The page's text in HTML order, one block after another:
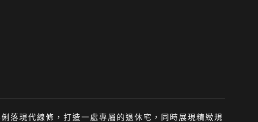
落現代線條，打造一處專屬的退休宅，同時展現精緻規